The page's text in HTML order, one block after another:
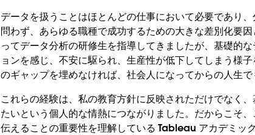
データを扱うことはほとんどの仕事において必要であり
問わず、あらゆる職種で成功するための大きな差別化要
ってデータ分析の研修生を指導してきましたが、基礎的
ョンを感じ、不安に駆られ、生産性が低下してしまう様
のギャップを埋めなければ、社会人になってからの人生
これらの経験は、私の教育方針に反映されただけでなく
たいという個人的な情熱につながりました。だからこそ
伝えることの重要性を理解している Tableau アカデミッ